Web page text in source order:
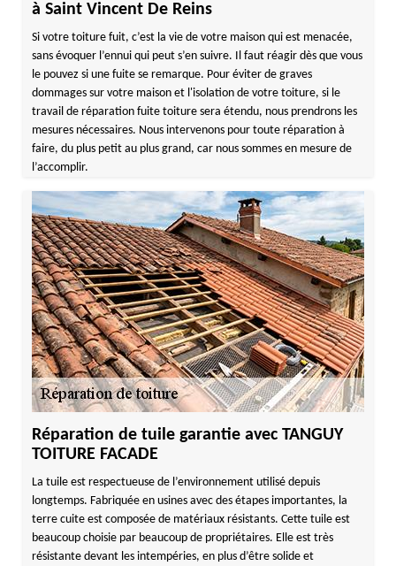
à Saint Vincent De Reins
Si votre toiture fuit, c’est la vie de votre maison qui est menacée,
sans évoquer l’ennui qui peut s’en suivre. Il faut réagir dès que vous
le pouvez si une fuite se remarque. Pour éviter de graves
dommages sur votre maison et l'isolation de votre toiture, si le
travail de réparation fuite toiture sera étendu, nous prendrons les
mesures nécessaires. Nous intervenons pour toute réparation à
faire, du plus petit au plus grand, car nous sommes en mesure de
l’accomplir.
Réparation de tuile garantie avec TANGUY
TOITURE FACADE
La tuile est respectueuse de l’environnement utilisé depuis
longtemps. Fabriquée en usines avec des étapes importantes, la
terre cuite est composée de matériaux résistants. Cette tuile est
beaucoup choisie par beaucoup de propriétaires. Elle est très
résistante devant les intempéries, en plus d’être solide et